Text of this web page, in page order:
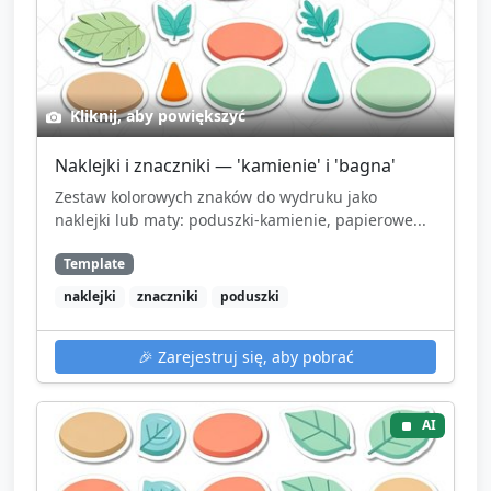
Kliknij, aby powiększyć
Naklejki i znaczniki — 'kamienie' i 'bagna'
Zestaw kolorowych znaków do wydruku jako
naklejki lub maty: poduszki-kamienie, papierowe...
Template
naklejki
znaczniki poduszki
🎉 Zarejestruj się, aby pobrać
AI